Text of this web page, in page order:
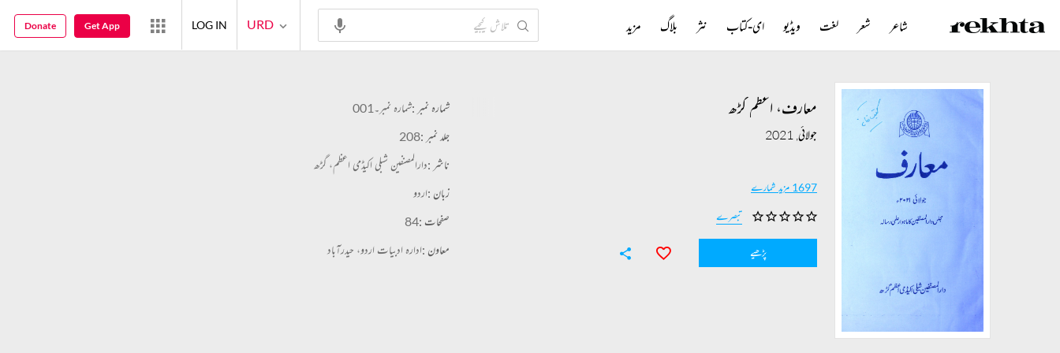
معارف، اعظم گڑھ
جولائی, 2021
1697 مزید شمارے
تبصرے
پڑھیے
شمارہ نمبر :شمارہ نمبر۔001
جلد نمبر :208
ناشر :دارالمصنفین شبلی اکیڈمی اعظم، گڑھ
زبان :اردو
صفحات :84
معاون :ادارہ ادبیات اردو، حیدرآباد
شاعر شعر لغت ویڈیو ای-کتاب نثر بلاگ مزید URD
LOG IN
Get App
Donate